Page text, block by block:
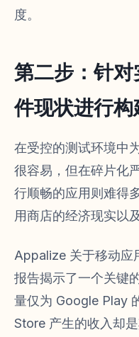
度。
第二步：针
件现状进行构
在受控的测试环境中
很容易，但在碎片化
行顺畅的应用则难得
用商店的经济现实以
Appalize 关于移动应
报告揭示了一个关键
量仅为 Google Play
Store 产生的收入却